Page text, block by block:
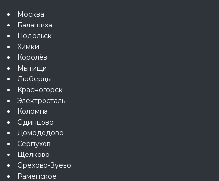
Москва
Балашиха
Подольск
Химки
Королёв
Мытищи
Люберцы
Красногорск
Электросталь
Коломна
Одинцово
Домодедово
Серпухов
Щёлково
Орехово-Зуево
Раменское